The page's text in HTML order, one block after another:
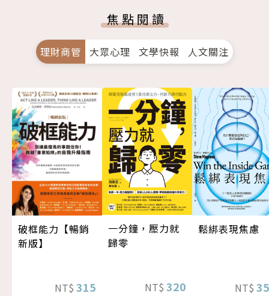
焦點閱讀
理財商管 大眾心理 文學快報 人文關注
破框能力【暢銷
新版】
NT$ 315
一分鐘，壓力就
歸零
NT$ 320
鬆綁表現焦慮
NT$